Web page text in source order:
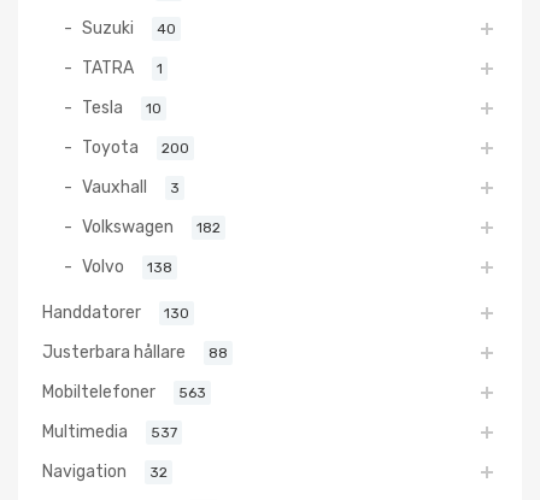
Suzuki 40
TATRA 1
Tesla 10
Toyota 200
Vauxhall 3
Volkswagen 182
Volvo 138
Handdatorer 130
Justerbara hållare 88
Mobiltelefoner 563
Multimedia 537
Navigation 32